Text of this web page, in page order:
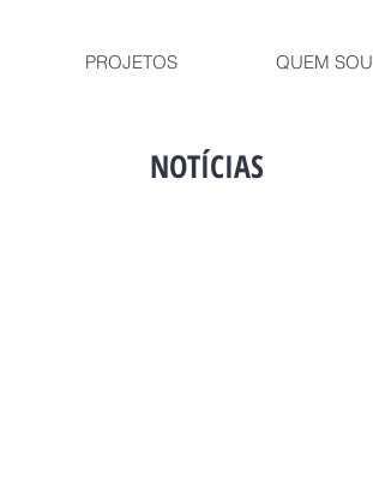
PROJETOS QUEM SOU
NOTÍCIAS